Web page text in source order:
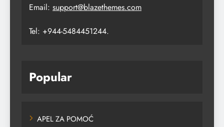
Email: support@blazethemes.com
Tel: +944-5484451244.
Popular
APEL ZA POMOĆ